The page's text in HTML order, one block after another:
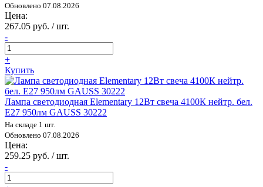
Обновлено 07.08.2026
Цена:
267.05 руб. / шт.
-
+
Купить
Лампа светодиодная Elementary 12Вт свеча 4100К нейтр. бел.
E27 950лм GAUSS 30222
На складе 1 шт.
Обновлено 07.08.2026
Цена:
259.25 руб. / шт.
-